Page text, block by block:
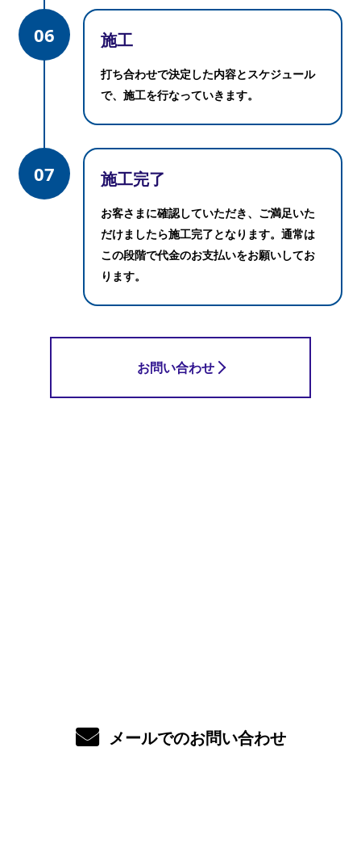
06 施工
打ち合わせで決定した内容とスケジュール
で、施工を行なっていきます。
07 施工完了
お客さまに確認していただき、ご満足いた
だけましたら施工完了となります。 通常は
この段階で代金のお支払いをお願いしてお
ります。
お問い合わせ
メールでのお問い合わせ